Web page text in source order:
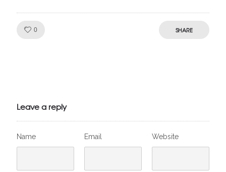
0 SHARE
Leave a reply
Name Email Website